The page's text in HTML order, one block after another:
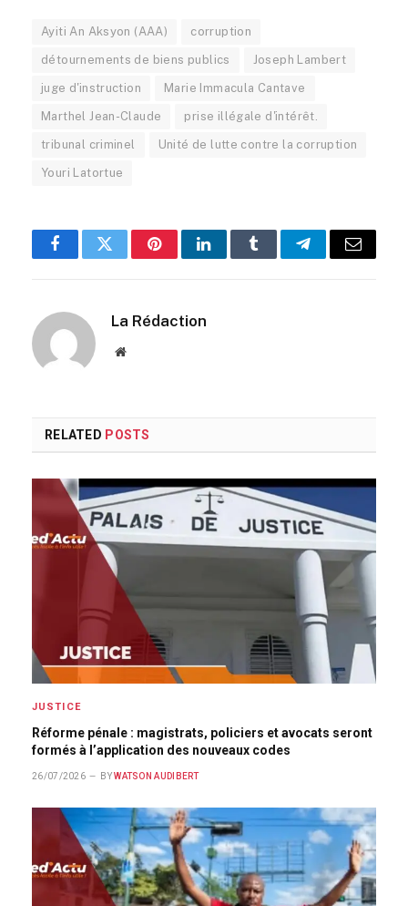
Ayiti An Aksyon (AAA) corruption
détournements de biens publics Joseph Lambert
juge d'instruction Marie Immacula Cantave
Marthel Jean-Claude prise illégale d'intérêt.
tribunal criminel Unité de lutte contre la corruption
Youri Latortue
FacebookTwitterPinterestLinkedInTumblrTelegramEmail
La Rédaction
Website
RELATED POSTS
JUSTICE
Réforme pénale : magistrats, policiers et avocats seront
formés à l’application des nouveaux codes
26/07/2026 BY WATSON AUDIBERT